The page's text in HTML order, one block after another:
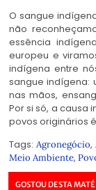
O sangue
não
essência
europeu e
indígena entre
sangue indígena:
nas mãos,
Por si só, a causa
povos originários
Tags: Agronegócio,
Meio Ambiente,
GOSTOU DESTA